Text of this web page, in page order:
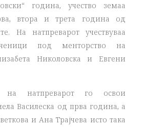
година, учество земаа
втора и трета година од
На натпреварот учествуваа
под менторство на
Николовска и Евгени
на натпреварот го освои
Василеска од прва година, а
и Ана Трајчева исто така